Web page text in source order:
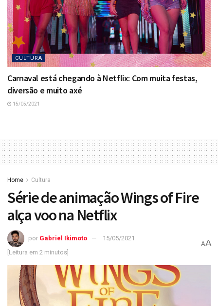
CULTURA
Carnaval está chegando à Netflix: Com muita festas,
diversão e muito axé
15/05/2021
Home Cultura
Série de animação Wings of Fire
alça voo na Netflix
por Gabriel Ikimoto
15/05/2021
[Leitura em 2 minutos]
AA